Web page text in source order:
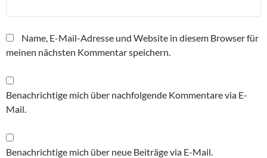
Name, E-Mail-Adresse und Website in diesem Browser für
meinen nächsten Kommentar speichern.
Benachrichtige mich über nachfolgende Kommentare via E-
Mail.
Benachrichtige mich über neue Beiträge via E-Mail.